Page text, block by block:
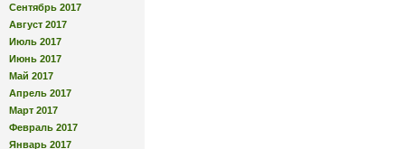
Сентябрь 2017
Август 2017
Июль 2017
Июнь 2017
Май 2017
Апрель 2017
Март 2017
Февраль 2017
Январь 2017